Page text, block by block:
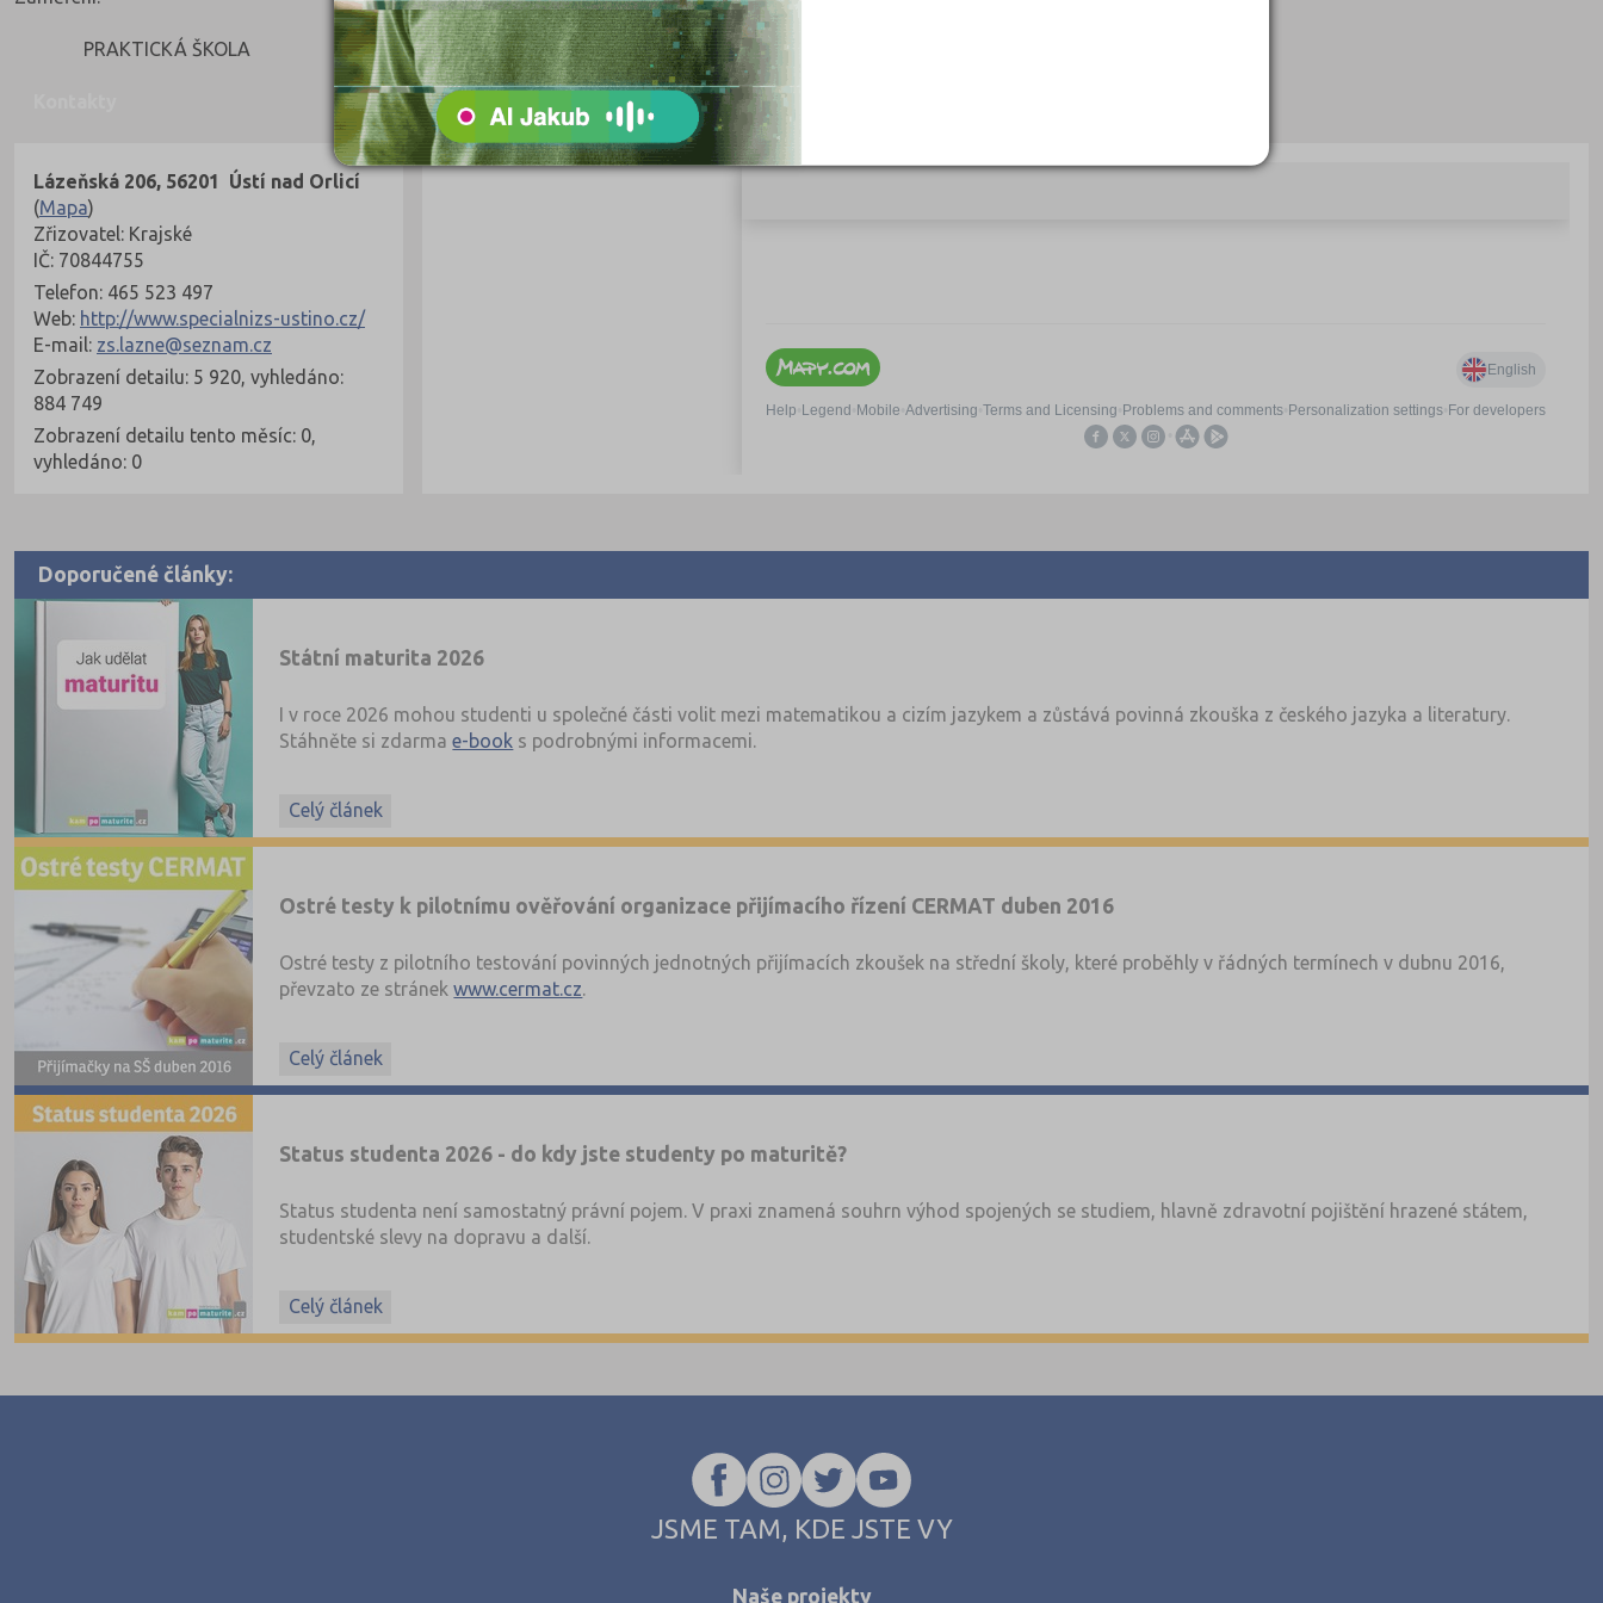
PRAKTICKÁ ŠKOLA
Lázeňská 206, 56201 Ústí nad Orlicí
(Mapa)
Zřizovatel: Krajské
IČ: 70844755
Telefon: 465 523 497
Web: http://www.specialnizs-ustino.cz/
E-mail: zs.lazne@seznam.cz
Zobrazení detailu: 5 920, vyhledáno:
884 749
Zobrazení detailu tento měsíc: 0,
vyhledáno: 0
Doporučené články:
Státní maturita 2026
I v roce 2026 mohou studenti u společné části volit mezi matematikou a cizím jazykem a zůstává povinná zkouška z českého jazyka a literatury.
Stáhněte si zdarmae-book s podrobnými informacemi.
Celý článek
Ostré testy k pilotnímu ověřování organizace přijímacího řízení CERMAT duben 2016
Ostré testy z pilotního testování povinných jednotných přijímacích zkoušek na střední školy, které proběhly v řádných termínech v dubnu 2016,
převzato ze stránekwww.cermat.cz
Celý článek
Status studenta 2026 - do kdy jste studenty po maturitě?
Status studenta není samostatný právní pojem. V praxi znamená souhrn výhod spojených se studiem, hlavně zdravotní pojištění hrazené státem,
studentské slevy na dopravu a další.
Celý článek
JSME TAM, KDE JSTE VY
Naše projekty